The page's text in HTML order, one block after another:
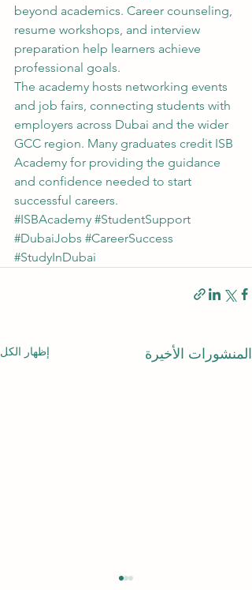
beyond academics. Career counseling,
resume workshops, and interview
preparation help learners achieve
professional goals.
The academy hosts networking events
and job fairs, connecting students with
employers across Dubai and the wider
GCC region. Many graduates credit ISB
Academy for providing the guidance
and confidence needed to start
successful careers.
#ISBAcademy #StudentSupport
#DubaiJobs #CareerSuccess
#StudyInDubai
المنشورات الأخيرة إظهار الكل